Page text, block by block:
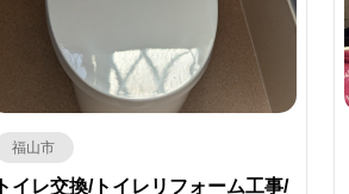
福山市
トイレ交換/トイレリフォーム工事/